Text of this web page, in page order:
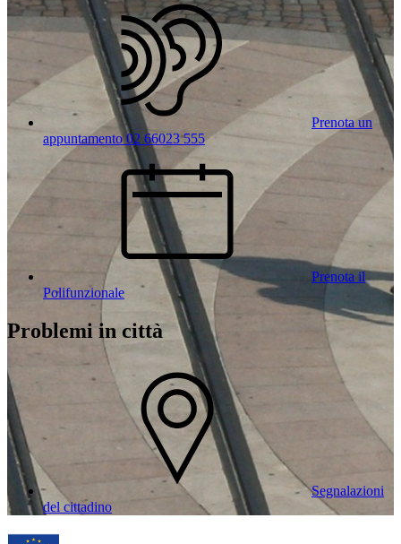
Prenota un
appuntamento 02 66023 555
Prenota il
Polifunzionale
Problemi in città
Segnalazioni
del cittadino